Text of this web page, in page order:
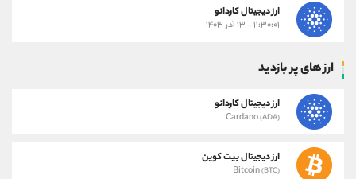
ارز دیجیتال کاردانو
۱۱:۳۰:۰۱ - ۱۳ آذر ۱۴۰۳
ارز های پر بازدید
ارز دیجیتال کاردانو
Cardano(ADA)
ارز دیجیتال بیت کوین
Bitcoin(BTC)